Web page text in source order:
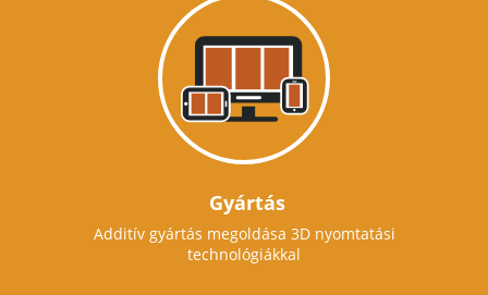
Gyártás
Additív gyártás megoldása 3D nyomtatási
technológiákkal